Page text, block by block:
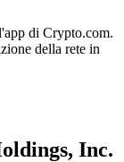
di Crypto.com.
della rete in
Inc.